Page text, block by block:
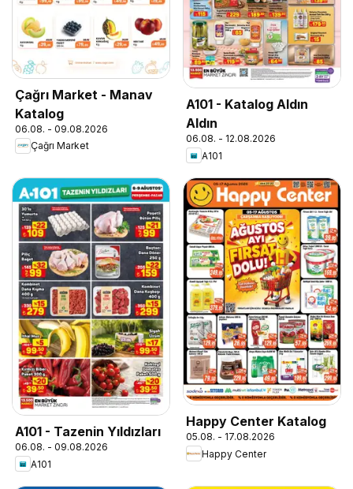
Çağrı Market - Manav
Katalog
06.08. - 09.08.2026
Çağrı Market
A101 - Katalog Aldın
Aldın
06.08. - 12.08.2026
A101
A101 - Tazenin Yıldızları
06.08. - 09.08.2026
A101
Happy Center Katalog
05.08. - 17.08.2026
Happy Center